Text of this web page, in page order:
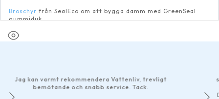
Broschyr från SealEco om att bygga damm med GreenSeal
gummiduk.
kan varmt rekommendera Vattenliv, trevligt
bemötande och snabb service. Tack.
Det